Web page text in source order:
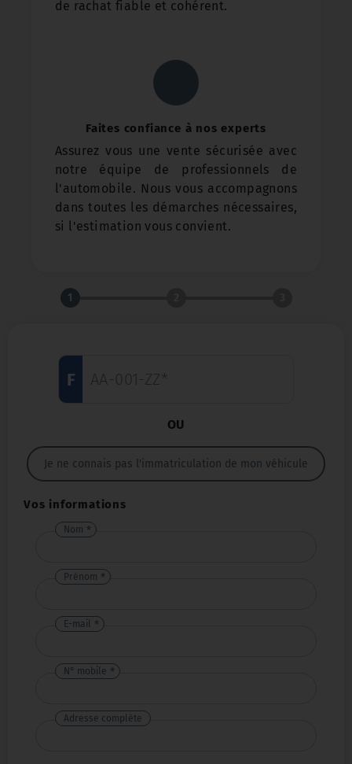
de rachat fiable et cohérent.
Faites confiance à nos experts
Assurez vous une vente sécurisée avec
notre équipe de professionnels de
l'automobile. Nous vous accompagnons
dans toutes les démarches nécessaires,
si l'estimation vous convient.
1
F
OU
Je ne connais pas l'immatriculation de mon véhicule
Vos informations
Nom
Prénom
E-mail
N° mobile
Adresse complète